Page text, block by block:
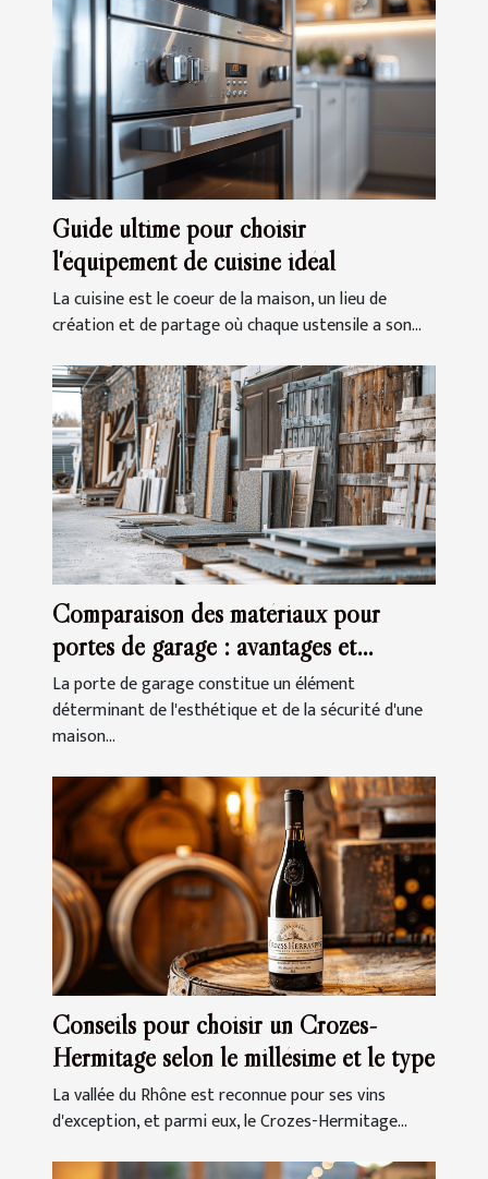
Guide ultime pour choisir
l'équipement de cuisine idéal
La cuisine est le coeur de la maison, un lieu de
création et de partage où chaque ustensile a son...
Comparaison des matériaux pour
portes de garage : avantages et
inconvénients
La porte de garage constitue un élément
déterminant de l'esthétique et de la sécurité d'une
maison...
Conseils pour choisir un Crozes-
Hermitage selon le millésime et le type
La vallée du Rhône est reconnue pour ses vins
d'exception, et parmi eux, le Crozes-Hermitage...